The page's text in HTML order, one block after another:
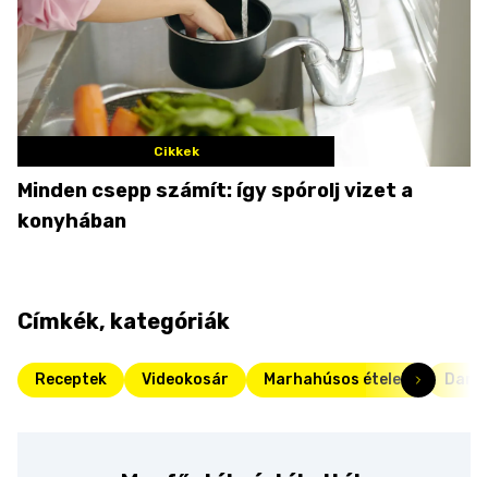
Cikkek
Minden csepp számít: így spórolj vizet a
konyhában
Címkék, kategóriák
Receptek Videokosár Marhahúsos ételek